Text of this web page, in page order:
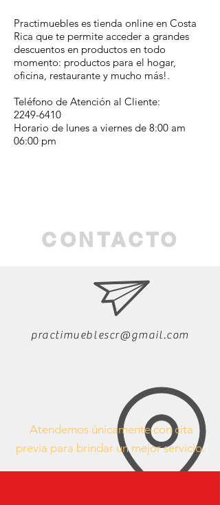
Practimuebles es tienda online en Costa
Rica que te permite acceder a grandes
descuentos en productos en todo
momento: productos para el hogar,
oficina, restaurante y mucho más!.
Teléfono de Atención al Cliente:
2249-6410
Horario de lunes a viernes de 8:00 am
06:00 pm
CONTACTO
practimueblescr@gmail.com
Atendemos únicamente con cita
previa para brindar un mejor servicio.